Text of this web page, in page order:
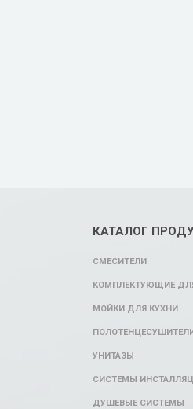
КАТАЛОГ
СМЕСИТЕЛИ
КОМПЛЕКТУЮЩИЕ
МОЙКИ ДЛЯ КУХНИ
УНИТАЗЫ
СИСТЕМЫ
ДУШЕВЫЕ СИСТЕМЫ